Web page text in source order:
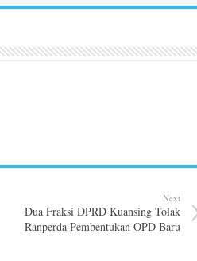
Next
Dua Fraksi DPRD Kuansing Tolak
Ranperda Pembentukan OPD Baru